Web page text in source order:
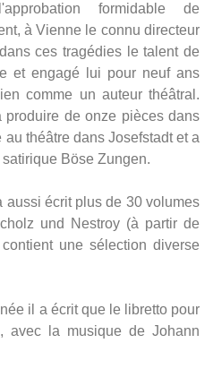
formidable de
à Vienne le connu directeur
ces tragédies le talent de
et engagé lui pour neuf ans
comme un auteur théâtral.
produire de onze pièces dans
au théâtre dans Josefstadt et a
Böse Zungen.
aussi écrit plus de 30 volumes
und Nestroy (à partir de
une sélection diverse
il a écrit que le libretto pour
, avec la musique de Johann